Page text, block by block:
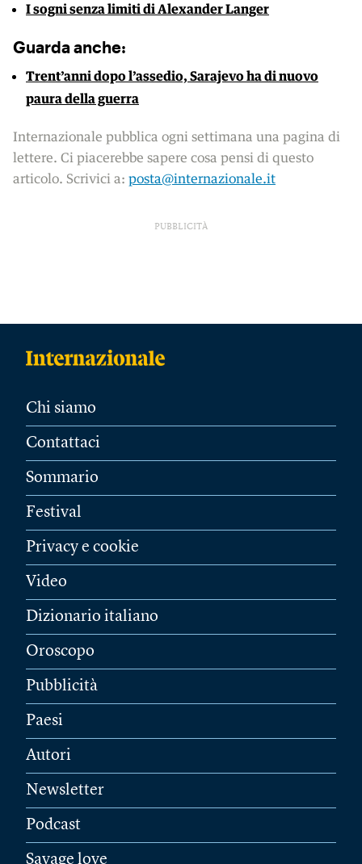
I sogni senza limiti di Alexander Langer
Guarda anche:
Trent’anni dopo l’assedio, Sarajevo ha di nuovo
paura della guerra
Internazionale pubblica ogni settimana una pagina di
lettere. Ci piacerebbe sapere cosa pensi di questo
articolo. Scrivici a: posta@internazionale.it
PUBBLICITÀ
Chi siamo
Contattaci
Sommario
Festival
Privacy e cookie
Video
Dizionario italiano
Oroscopo
Pubblicità
Paesi
Autori
Newsletter
Podcast
Savage love